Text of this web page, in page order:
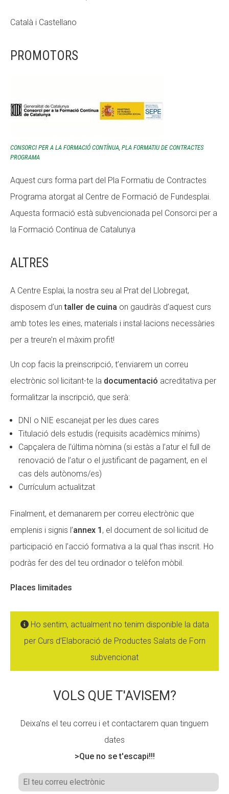
Català i Castellano
PROMOTORS
CONSORCI PER A LA FORMACIÓ CONTÍNUA, PLA FORMATIU DE CONTRACTES
PROGRAMA
Aquest curs forma part del Pla Formatiu de Contractes
Programa atorgat al Centre de Formació de Fundesplai.
Aquesta formació està subvencionada pel Consorci per a
la Formació Contínua de Catalunya
ALTRES
A Centre Esplai, la nostra seu al Prat del Llobregat,
disposem d’untaller de cuina on gaudiràs d’aquest curs
amb totes les eines, materials i instal·lacions necessàries
per a treure’n el màxim profit!
Un cop facis la preinscripció, t’enviarem un correu
electrònic sol·licitant-te la documentació acreditativa per
formalitzar la inscripció, que serà:
DNI o NIE escanejat per les dues cares
Titulació dels estudis (requisits acadèmics mínims)
Capçalera de l’última nòmina (si estàs a l’atur el full de
renovació de l’atur o el justificant de pagament, en el
cas dels autònoms/es)
Currículum actualitzat
Finalment, et demanarem per correu electrònic que
emplenis i signis l’annex 1 , el document de sol·licitud de
participació en l’acció formativa a la qual t’has inscrit. Ho
podràs fer des del teu ordinador o telèfon mòbil.
Places limitades
Ho sentim, actualment no tenim disponible la data
per Curs d’Elaboració de Productes Salats de Forn
subvencionat
VOLS QUE T'AVISEM?
Deixa'ns el teu correu i et contactarem quan tinguem
dates
>Que no se t'escapi!!!